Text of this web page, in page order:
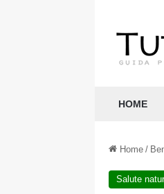
HOME
Home /
Salute